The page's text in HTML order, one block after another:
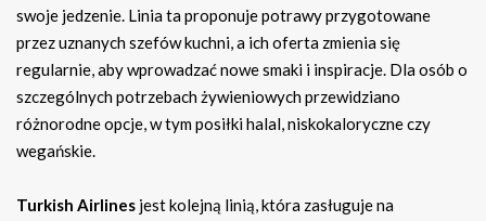
swoje jedzenie. Linia ta proponuje potrawy przygotowane
przez uznanych szefów kuchni, a ich oferta zmienia się
regularnie, aby wprowadzać nowe smaki i inspiracje. Dla osób o
szczególnych potrzebach żywieniowych przewidziano
różnorodne opcje, w tym posiłki halal, niskokaloryczne czy
wegańskie.
Turkish Airlines jest kolejną linią, która zasługuje na